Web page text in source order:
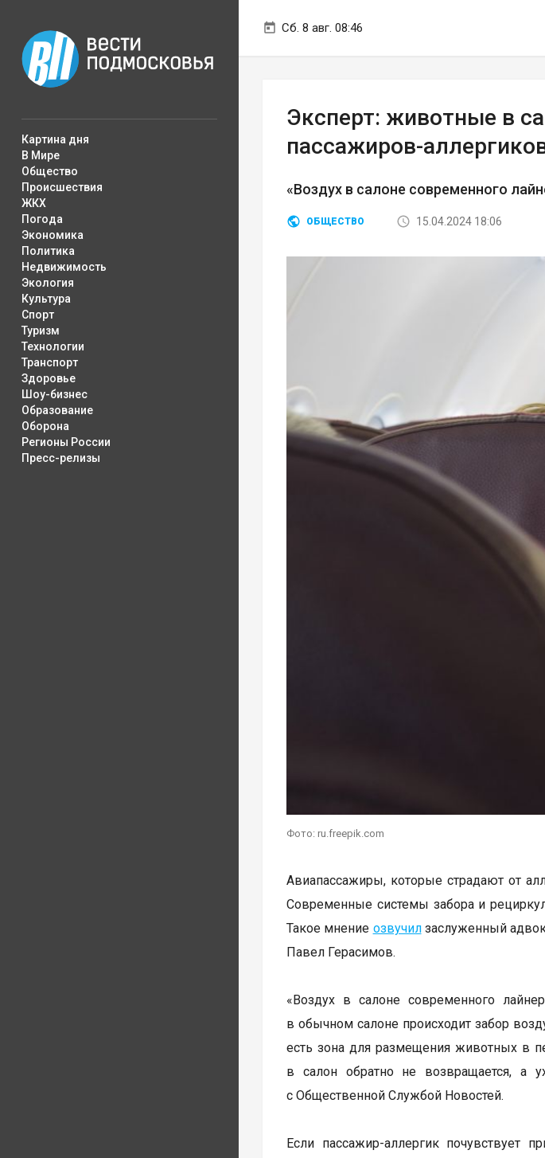
Сб. 8 авг. 08:46
Картина дня
В Мире
Общество
Происшествия
ЖКХ
Погода
Экономика
Политика
Недвижимость
Экология
Культура
Спорт
Туризм
Технологии
Транспорт
Здоровье
Шоу-бизнес
Образование
Оборона
Регионы России
Пресс-релизы
Эксперт: животные в
пассажиров-
«Воздух в салоне современного
ОБЩЕСТВО 15.04.2024 18:06
Фото: ru.freepik.com
Авиапассажиры, которые страдают от
Современные системы забора и
Такое мнение озвучилзаслуженный
Павел Герасимов.
«Воздух в салоне современного
в обычном салоне происходит забор
есть зона для размещения животных в
в салон обратно не возвращается, а
с Общественной Службой Новостей.
Если пассажир-аллергик почувствует